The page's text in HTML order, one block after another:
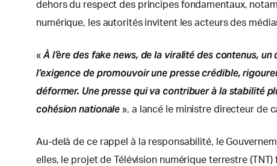
dehors du respect des principes fondamentaux,
numérique, les autorités invitent les acteurs des
« À l’ère des fake news, de la viralité des contenus,
l’exigence de promouvoir une presse crédible,
déformer. Une presse qui va contribuer à la stabilité
cohésion nationale », a lancé le ministre directeur de
Au-delà de ce rappel à la responsabilité, le
elles, le projet de Télévision numérique terrestre